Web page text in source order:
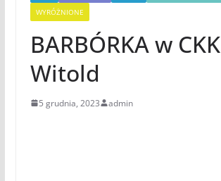
WYRÓŻNIONE
BARBÓRKA w CKK
Witold
5 grudnia, 2023 admin